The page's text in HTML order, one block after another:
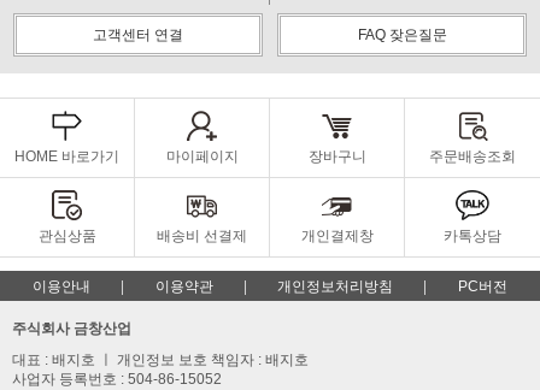
고객센터 연결 FAQ 잦은질문
HOME 바로가기 마이페이지 장바구니 주문배송조회
관심상품 배송비 선결제 개인결제창 카톡상담
이용안내 이용약관 개인정보처리방침 PC버전
주식회사 금창산업
대표 : 배지호 ㅣ 개인정보 보호 책임자 : 배지호
사업자 등록번호 : 504-86-15052